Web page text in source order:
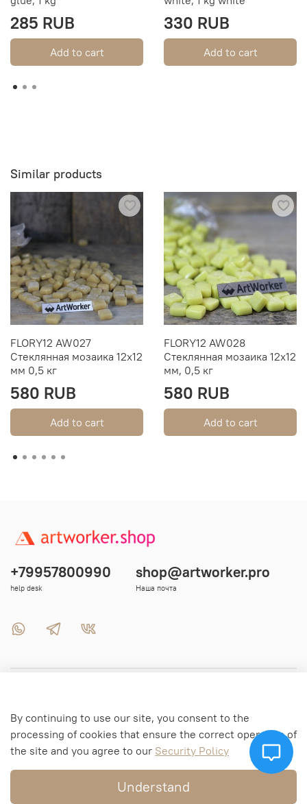
285 RUB
Add to cart
330 RUB
Add to cart
Similar products
FLORY12 AW027
Стеклянная мозаика 12х12
мм 0,5 кг
580 RUB
Add to cart
FLORY12 AW028
Стеклянная мозаика 12х12
мм, 0,5 кг
580 RUB
Add to cart
Menu 2
Menu 3
+79957800990
help desk
shop@artworker.pro
Наша почта
By continuing to use our site, you consent to the
processing of cookies that ensure the correct operation of
the site and you agree to our Security Policy
Understand